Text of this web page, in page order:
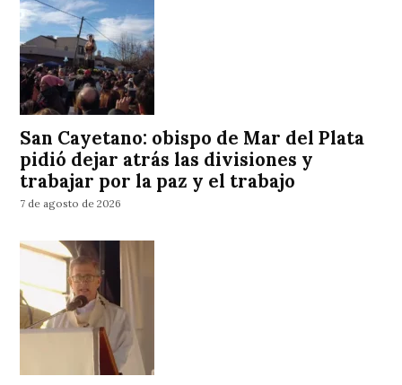
San Cayetano: obispo de Mar del Plata
pidió dejar atrás las divisiones y
trabajar por la paz y el trabajo
7 de agosto de 2026